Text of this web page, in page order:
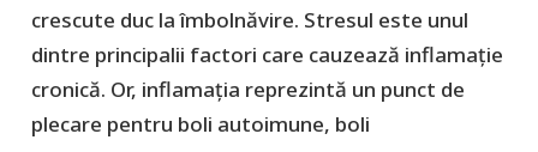
crescute duc la îmbolnăvire. Stresul este unul
dintre principalii factori care cauzează inflamație
cronică. Or, inflamația reprezintă un punct de
plecare pentru boli autoimune, boli